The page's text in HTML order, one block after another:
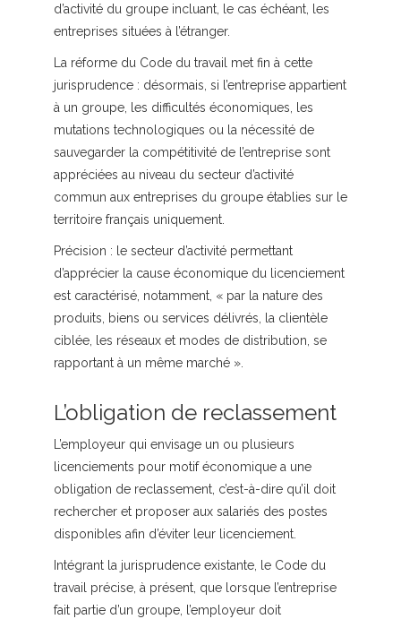
d’activité du groupe incluant, le cas échéant, les
entreprises situées à l’étranger.
La réforme du Code du travail met fin à cette
jurisprudence : désormais, si l’entreprise appartient
à un groupe, les difficultés économiques, les
mutations technologiques ou la nécessité de
sauvegarder la compétitivité de l’entreprise sont
appréciées au niveau du secteur d’activité
commun aux entreprises du groupe établies sur le
territoire français uniquement.
Précision : le secteur d’activité permettant
d’apprécier la cause économique du licenciement
est caractérisé, notamment, « par la nature des
produits, biens ou services délivrés, la clientèle
ciblée, les réseaux et modes de distribution, se
rapportant à un même marché ».
L’obligation de reclassement
L’employeur qui envisage un ou plusieurs
licenciements pour motif économique a une
obligation de reclassement, c’est-à-dire qu’il doit
rechercher et proposer aux salariés des postes
disponibles afin d’éviter leur licenciement.
Intégrant la jurisprudence existante, le Code du
travail précise, à présent, que lorsque l’entreprise
fait partie d’un groupe, l’employeur doit